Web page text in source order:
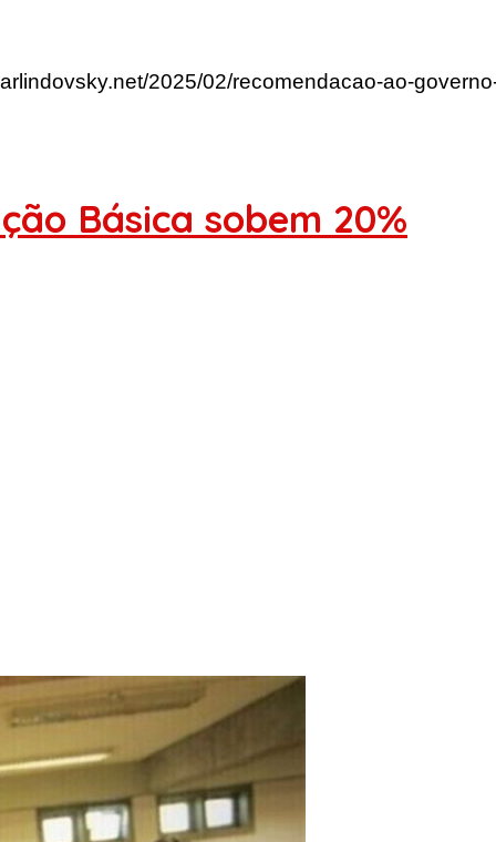
2025/02/recomendacao-ao-
Básica sobem 20%